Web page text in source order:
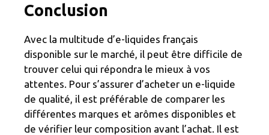
Conclusion
Avec la multitude d’e-liquides français
disponible sur le marché, il peut être difficile de
trouver celui qui répondra le mieux à vos
attentes. Pour s’assurer d’acheter un e-liquide
de qualité, il est préférable de comparer les
différentes marques et arômes disponibles et
de vérifier leur composition avant l’achat. Il est